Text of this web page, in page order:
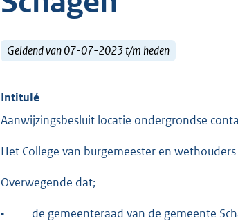
Geldend van 07-07-2023 t/m heden
Intitulé
Aanwijzingsbesluit locatie ondergrondse
Het College van burgemeester en
Overwegende dat;
•
de gemeenteraad van de gemeente